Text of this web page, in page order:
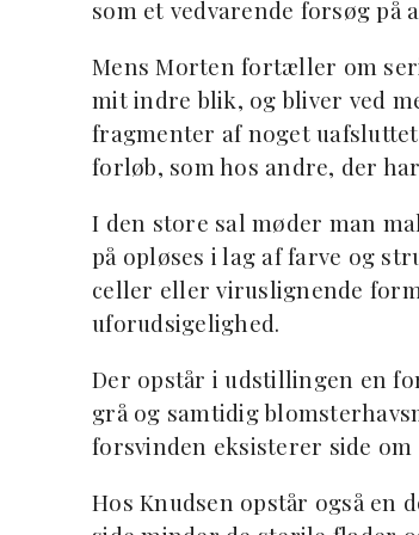
som et vedvarende forsøg
Mens Morten fortæller om
mit indre blik, og bliver ved
fragmenter af noget
forløb, som hos andre, der
I den store sal møder man
på opløses i lag af farve og
celler eller viruslignende
uforudsigelighed.
Der opstår i udstillingen en
grå og samtidig
forsvinden eksisterer side om
Hos Knudsen opstår også en